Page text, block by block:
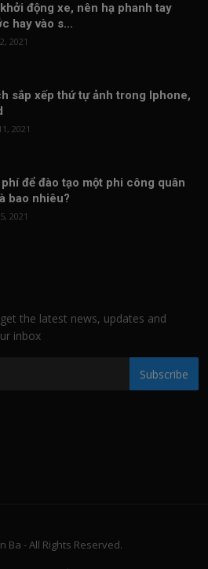
động xe, nên hạ phanh tay
hay vào s...
2021
sắp xếp thứ tự ảnh trong Iphone,
2021
để đào tạo một phi công quân
bao nhiêu?
2021
the latest news, updates and
inbox
Subscribe
Ba - All Rights Reserved.